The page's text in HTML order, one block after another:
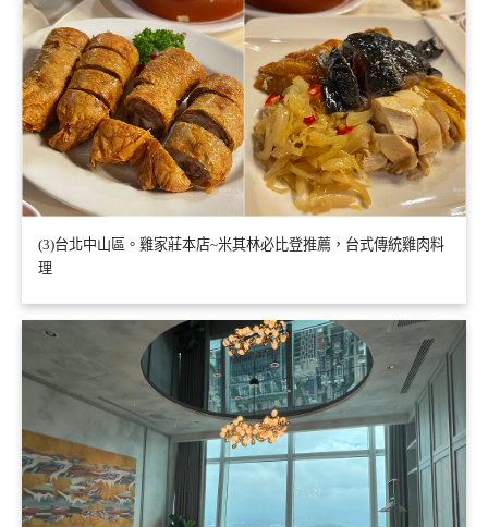
(3)台北中山區。雞家莊本店~米其林必比登推薦，台式傳統雞肉料
理